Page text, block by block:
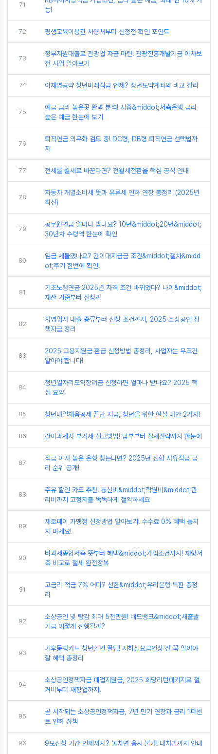
71
능!
72 평생교육이용권 사용처부터 신청전 확인 포인트
73
정부지원대출로 관광업 자금 마련! 관광진흥개발기금 이차보
전 사업 알아보기
74 이재명공약 청년미래적금 언제? 청년도약계좌와 비교 정리
75
예금 금리 높은곳 완벽 분석! 시중&middot;저축은행 금리
높은 예금 한눈에 보기
76
퇴직연금 의무화 검토 중! DC형, DB형 퇴직연금 선택법까
지
77 전세를 월세로 바꾼다면? 전월세전환율 핵심 공식 안내
78
자동차 개별소비세 뜻과 유류세 인하 연장 총정리 (2025년
최신)
79
공무원연금 얼마나 받나요? 10년&middot;20년&middot;
30년차 수령액 한눈에 확인
80
임금 체불됐나요? 간이대지급금 조건&middot;절차&midd
ot;후기 한번에 확인!
81
기초노령연금 2025년 자격 조건 바뀌었다? 나이&middot;
재산 기준부터 신청까
82
자영업자 대출 종류부터 신청 조건까지, 2025 소상공인 정
책자금 정리
83
2025 고용지원금 환급 신청방법 총정리, 사업자는 무조건
알아야 합니다!
84
청년일자리도약장려금 신청하면 얼마나 받나요? 2025 핵
심 요약!
85 청년내일채움공제 끝난 지금, 청년을 위한 현실 대안 2가지!
86 간이과세자 부가세 신고방법! 납부부터 절세전략까지 한눈에
87
적금 이자 높은 은행 찾는다면? 2025년 신협 자유적금 금
리 순위 공개!
88
주유 할인 카드 추천! 통신비&middot;학원비&middot;관
리비까지 고정지출 똑똑하게 절약하세요
89
제로페이 가맹점 신청방법 알아보기! 수수료 0% 혜택 놓치
지 마세요!
90
비과세종합저축 뜻부터 혜택&middot;가입조건까지! 재형저
축 비교로 절세 완전정복
91
고금리 적금 7% 어디? 신한&middot;우리은행 특판 총정
리
92
소상공인 빚 탕감 최대 5천만원! 배드뱅크&middot;새출발
기금 어떻게 진행될까?
93
기후동행카드 청년할인 꿀팁! 지하철요금인상 전 꼭 알아야
할 혜택 총정리
94
소상공인정책자금 폐업지원금, 2025 희망리턴패키지로 철
거비부터 재창업까지!
95
곧 시작되는 소상공인정책자금, 7년 만기 연장과 금리 1퍼센
트 인하 정책
96 9모신청 기간 언제까지? 놓치면 응시 불가! 대처법까지 안내